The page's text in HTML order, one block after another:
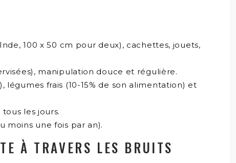
100 x 50 cm pour deux), cachettes, jouets,
manipulation douce et régulière.
frais (10-15% de son alimentation) et
les jours.
moins une fois par an).
À TRAVERS LES BRUITS